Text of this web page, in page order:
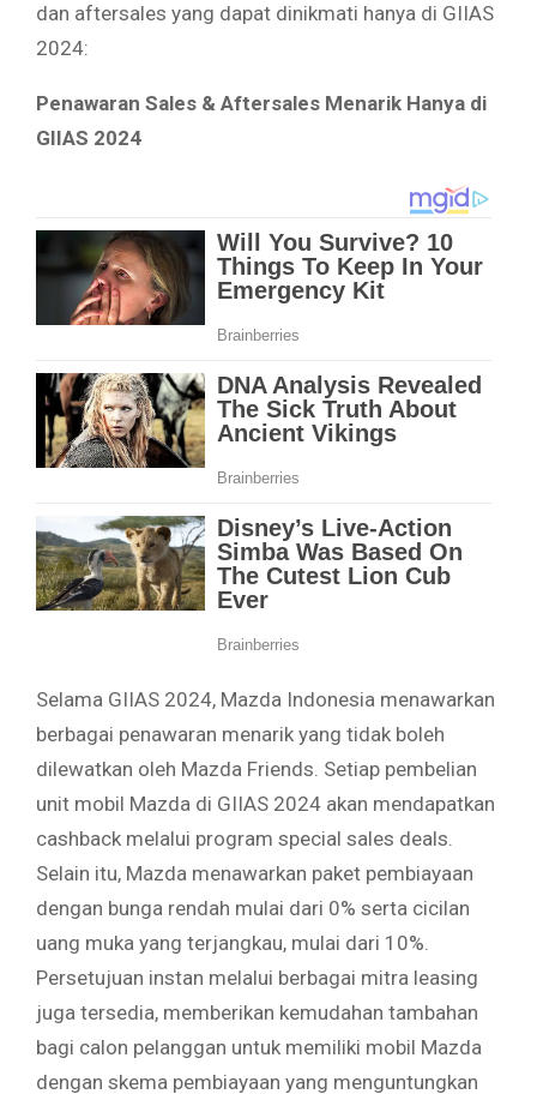
dan aftersales yang dapat dinikmati hanya di GIIAS
2024:
Penawaran Sales & Aftersales Menarik Hanya di
GIIAS 2024
Selama GIIAS 2024, Mazda Indonesia menawarkan
berbagai penawaran menarik yang tidak boleh
dilewatkan oleh Mazda Friends. Setiap pembelian
unit mobil Mazda di GIIAS 2024 akan mendapatkan
cashback melalui program special sales deals.
Selain itu, Mazda menawarkan paket pembiayaan
dengan bunga rendah mulai dari 0% serta cicilan
uang muka yang terjangkau, mulai dari 10%.
Persetujuan instan melalui berbagai mitra leasing
juga tersedia, memberikan kemudahan tambahan
bagi calon pelanggan untuk memiliki mobil Mazda
dengan skema pembiayaan yang menguntungkan